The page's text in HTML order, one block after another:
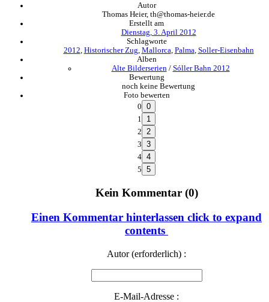
Autor
Thomas Heier, th@thomas-heier.de
Erstellt am
Dienstag, 3. April 2012
Schlagworte
2012 Historischer Zug Mallorca Palma Soller-Eisenbahn
Alben
Alte Bilderserien / Sóller Bahn 2012
Bewertung
noch keine Bewertung
Foto bewerten
0
1
2
3
4
5
Kein Kommentar (0)
Einen Kommentar hinterlassen click to expand
contents
Autor (erforderlich) :
E-Mail-Adresse :